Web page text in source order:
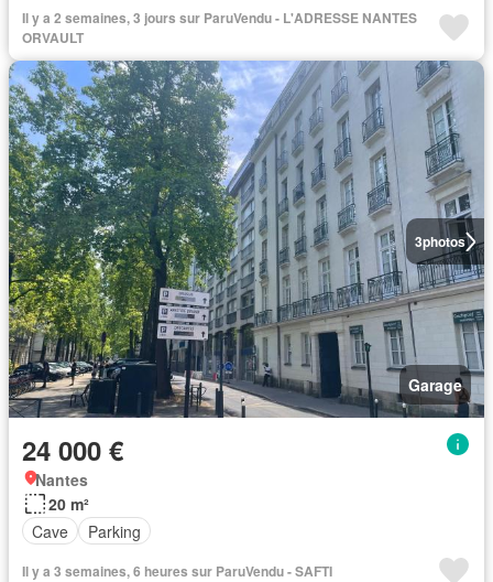
Il y a 2 semaines, 3 jours sur ParuVendu - L'ADRESSE NANTES
ORVAULT
3photos
Garage
24 000 €
Nantes
20 m²
Cave
Parking
Il y a 3 semaines, 6 heures sur ParuVendu - SAFTI